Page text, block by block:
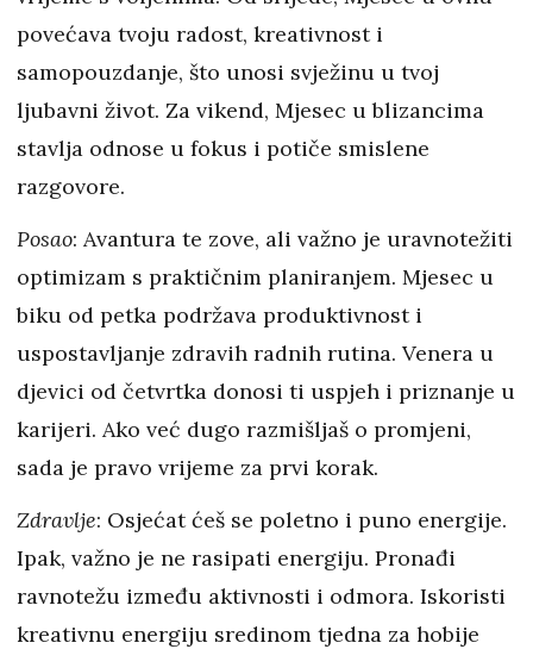
povećava tvoju radost, kreativnost i
samopouzdanje, što unosi svježinu u tvoj
ljubavni život. Za vikend, Mjesec u blizancima
stavlja odnose u fokus i potiče smislene
razgovore.
Posao: Avantura te zove, ali važno je uravnotežiti
optimizam s praktičnim planiranjem. Mjesec u
biku od petka podržava produktivnost i
uspostavljanje zdravih radnih rutina. Venera u
djevici od četvrtka donosi ti uspjeh i priznanje u
karijeri. Ako već dugo razmišljaš o promjeni,
sada je pravo vrijeme za prvi korak.
Zdravlje: Osjećat ćeš se poletno i puno energije.
Ipak, važno je ne rasipati energiju. Pronađi
ravnotežu između aktivnosti i odmora. Iskoristi
kreativnu energiju sredinom tjedna za hobije